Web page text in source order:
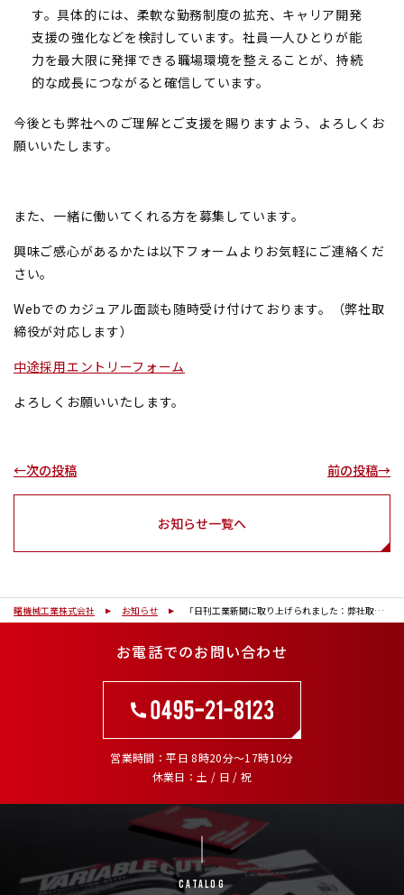
す。具体的には、柔軟な勤務制度の拡充、キャリア開発
支援の強化などを検討しています。社員一人ひとりが能
力を最大限に発揮できる職場環境を整えることが、持続
的な成長につながると確信しています。
今後とも弊社へのご理解とご支援を賜りますよう、よろしくお
願いいたします。
また、一緒に働いてくれる方を募集しています。
興味ご感心があるかたは以下フォームよりお気軽にご連絡くだ
さい。
Webでのカジュアル面談も随時受け付けております。（弊社取
締役が対応します）
中途採用エントリーフォーム
よろしくお願いいたします。
←次の投稿 前の投稿→
お知らせ一覧へ
曙機械工業株式会社 お知らせ 「日刊工業新聞に取り上げられました：弊社取締役がワンチームrich埼玉交流会で埼玉県知事と懇談・講演を行いました」
お電話でのお問い合わせ
営業時間
平日 8時20分～17時10分
休業日
土 / 日 / 祝
Catalog